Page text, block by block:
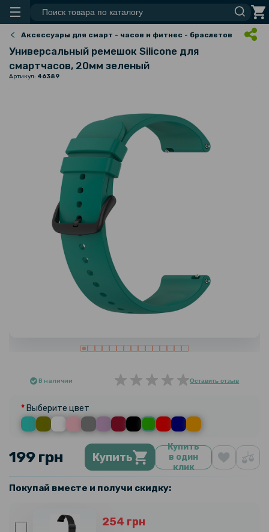
Аксессуары для смарт - часов и фитнес - браслетов
Универсальный ремешок Silicone для
смартчасов, 20мм зеленый
Артикул: 46389
В наличии Оставить отзыв
Выберите цвет
199 грн Купить
Купить
в один
клик
Покупай вместе и получи скидку:
254 грн